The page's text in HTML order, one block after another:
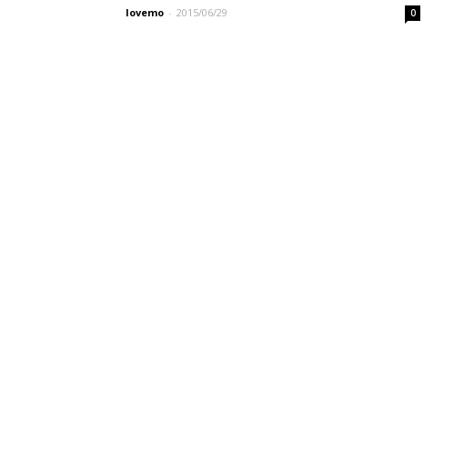
lovemo - 2015/06/29 0